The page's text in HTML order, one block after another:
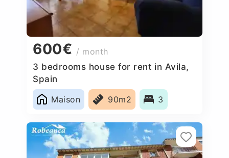
600€ / month
3 bedrooms house for rent in Avila,
Spain
Maison
90m2 3